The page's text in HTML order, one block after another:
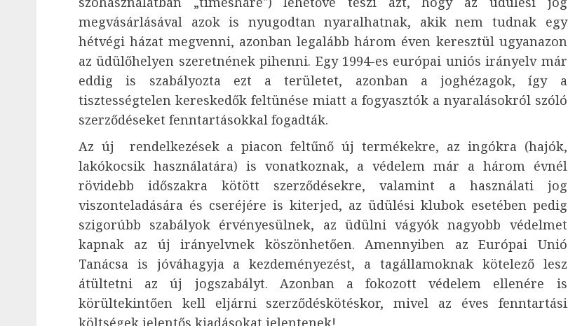
megvásárlásával azok is nyugodtan nyaralhatnak, akik nem tudnak egy
hétvégi házat megvenni, azonban legalább három éven keresztül ugyanazon
az üdülőhelyen szeretnének pihenni. Egy 1994-es európai uniós irányelv már
eddig is szabályozta ezt a területet, azonban a joghézagok, így a
tisztességtelen kereskedők feltünése miatt a fogyasztók a nyaralásokról szóló
szerződéseket fenntartásokkal fogadták.
Az új rendelkezések a piacon feltűnő új termékekre, az ingókra (hajók,
lakókocsik használatára) is vonatkoznak, a védelem már a három évnél
rövidebb időszakra kötött szerződésekre, valamint a használati jog
viszonteladására és cseréjére is kiterjed, az üdülési klubok esetében pedig
szigorúbb szabályok érvényesülnek, az üdülni vágyók nagyobb védelmet
kapnak az új irányelvnek köszönhetően. Amennyiben az Európai Unió
Tanácsa is jóváhagyja a kezdeményezést, a tagállamoknak kötelező lesz
átültetni az új jogszabályt. Azonban a fokozott védelem ellenére is
körültekintően kell eljárni szerződéskötéskor, mivel az éves fenntartási
költségek jelentős kiadásokat jelentenek!